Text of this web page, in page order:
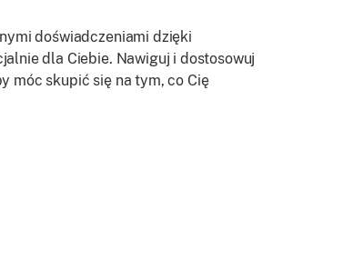
doświadczeniami dzięki
dla Ciebie. Nawiguj i dostosowuj
móc skupić się na tym, co Cię